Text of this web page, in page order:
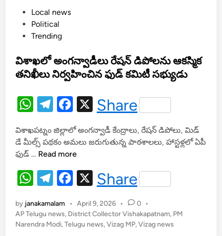
పా
ర్టీ
e
d
n
Local news
Political
Trending
విశాఖలో అంగన్వాడీలు రేషన్ డిపోలను ఆకస్మిక
తనిఖీలు నిర్వహించిన ఫుడ్ కమిటీ సభ్యుడు
W
at
s
A
p
p
T
e
gr
a
m
F
c
e
b
o
o
k
X
Share
విశాఖపట్నం జిల్లాలో అంగన్వాడీ కేంద్రాలు, రేషన్ డిపోలు, మిడ్
డే మీల్స్ పథకం అమలు జరుగుతున్న పాఠశాలలు, హాస్టళ్లలో ఏపీ
ఫుడ్ … వి
ఖ
లో
అం
గ
న్వా
Read more
W
at
s
T
e
gr
F
c
e
X
Share
by janakamalam • April 9, 2026 • 0 •
AP Telugu news, District Collector Vishakapatnam, PM
Narendra Modi,Telugu news,Vizag MP,Vizag news